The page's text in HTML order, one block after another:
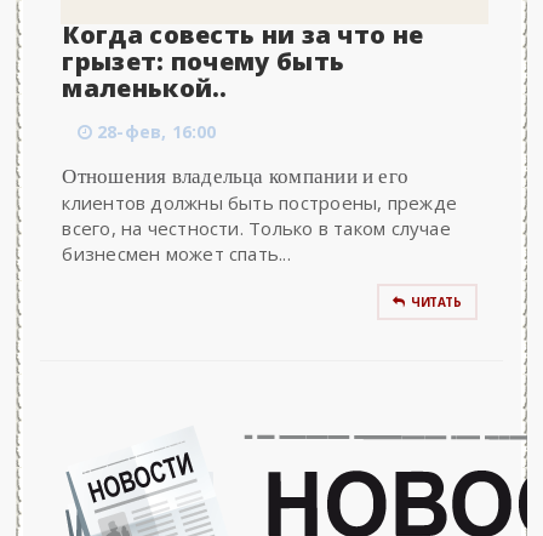
Когда совесть ни за что не
грызет: почему быть
маленькой..
28-фев, 16:00
Отношения владельца компании и его
клиентов должны быть построены, прежде
всего, на честности. Только в таком случае
бизнесмен может спать...
ЧИТАТЬ